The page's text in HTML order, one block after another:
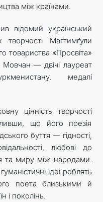
між країнами.
відомий український
творчості Маґтимґули
товариства «Просвіта»
— двічі лауреат
медалі
цінність творчості
що його поезія
буття — гідності,
любові до
та миру між народами.
ідеї роблять
поета близькими й
і поколінь.